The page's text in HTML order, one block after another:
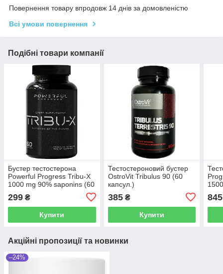
Повернення товару впродовж 14 днів за домовленістю
Всі умови повернення
Подібні товари компанії
Бустер тестостерона
Powerful Progress Tribu-X
1000 mg 90% saponins (60
299 ₴
Купити
Тестостероновий бустер
OstroVit Tribulus 90 (60
капсул.)
385₴
Купити
845
Акційні пропозиції та новинки
–24%